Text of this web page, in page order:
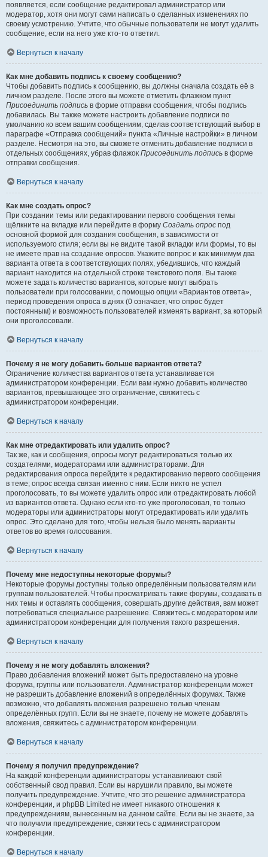
появляется, если сообщение редактировал администратор или
модератор, хотя они могут сами написать о сделанных изменениях по
своему усмотрению. Учтите, что обычные пользователи не могут удалить
сообщение, если на него уже кто-то ответил.
Вернуться к началу
Как мне добавить подпись к своему сообщению?
Чтобы добавить подпись к сообщению, вы должны сначала создать её в
личном разделе. После этого вы можете отметить флажком пункт
Присоединить подпись в форме отправки сообщения, чтобы подпись
добавилась. Вы также можете настроить добавление подписи по
умолчанию ко всем вашим сообщениям, сделав соответствующий выбор в
параграфе «Отправка сообщений» пункта «Личные настройки» в личном
разделе. Несмотря на это, вы сможете отменить добавление подписи в
отдельных сообщениях, убрав флажок Присоединить подпись в форме
отправки сообщения.
Вернуться к началу
Как мне создать опрос?
При создании темы или редактировании первого сообщения темы
щёлкните на вкладке или перейдите в форму Создать опрос под
основной формой для создания сообщения, в зависимости от
используемого стиля; если вы не видите такой вкладки или формы, то вы
не имеете прав на создание опросов. Укажите вопрос и как минимум два
варианта ответа в соответствующих полях, убедившись, что каждый
вариант находится на отдельной строке текстового поля. Вы также
можете задать количество вариантов, которые могут выбрать
пользователи при голосовании, с помощью опции «Вариантов ответа»,
период проведения опроса в днях (0 означает, что опрос будет
постоянным) и возможность пользователей изменять вариант, за который
они проголосовали.
Вернуться к началу
Почему я не могу добавить больше вариантов ответа?
Ограничение количества вариантов ответа устанавливается
администратором конференции. Если вам нужно добавить количество
вариантов, превышающее это ограничение, свяжитесь с
администратором конференции.
Вернуться к началу
Как мне отредактировать или удалить опрос?
Так же, как и сообщения, опросы могут редактироваться только их
создателями, модераторами или администраторами. Для
редактирования опроса перейдите к редактированию первого сообщения
в теме; опрос всегда связан именно с ним. Если никто не успел
проголосовать, то вы можете удалить опрос или отредактировать любой
из вариантов ответа. Однако если кто-то уже проголосовал, то только
модераторы или администраторы могут отредактировать или удалить
опрос. Это сделано для того, чтобы нельзя было менять варианты
ответов во время голосования.
Вернуться к началу
Почему мне недоступны некоторые форумы?
Некоторые форумы доступны только определённым пользователям или
группам пользователей. Чтобы просматривать такие форумы, создавать в
них темы и оставлять сообщения, совершать другие действия, вам может
потребоваться специальное разрешение. Свяжитесь с модератором или
администратором конференции для получения такого разрешения.
Вернуться к началу
Почему я не могу добавлять вложения?
Право добавления вложений может быть предоставлено на уровне
форума, группы или пользователя. Администратор конференции может
не разрешить добавление вложений в определённых форумах. Также
возможно, что добавлять вложения разрешено только членам
определённых групп. Если вы не знаете, почему не можете добавлять
вложения, свяжитесь с администратором конференции.
Вернуться к началу
Почему я получил предупреждение?
На каждой конференции администраторы устанавливают свой
собственный свод правил. Если вы нарушили правило, вы можете
получить предупреждение. Учтите, что это решение администратора
конференции, и phpBB Limited не имеет никакого отношения к
предупреждениям, вынесенным на данном сайте. Если вы не знаете, за
что получили предупреждение, свяжитесь с администратором
конференции.
Вернуться к началу